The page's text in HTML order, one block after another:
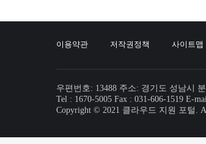
이용약관 저작권정책 사이트맵
우편번호: 13488 주소: 경기도 성남시
Tel : 1670-5005 Fax : 031-606-1519 E-
Copyright © 2021 클라우드 지원 포털.